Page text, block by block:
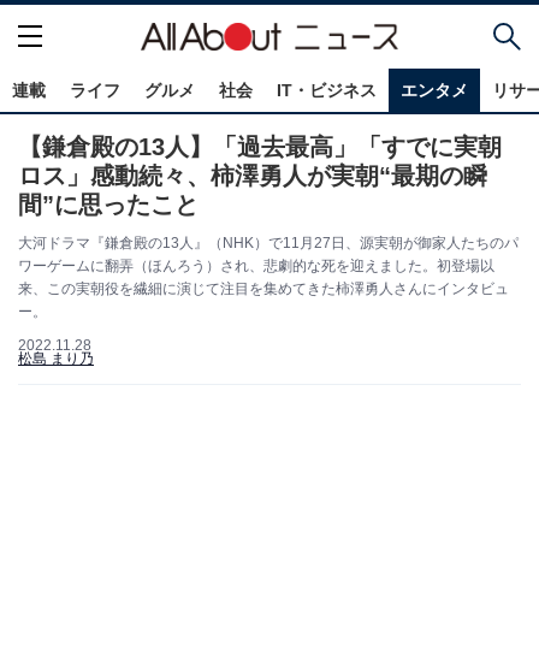
連載 ライフ グルメ 社会 IT・ビジネス エンタメ リサ
【鎌倉殿の13人】「過去最高」「すでに実朝
ロス」感動続々、柿澤勇人が実朝“最期の瞬
間”に思ったこと
大河ドラマ『鎌倉殿の13人』（NHK）で11月27日、源実朝が御家人たちのパ
ワーゲームに翻弄（ほんろう）され、悲劇的な死を迎えました。初登場以
来、この実朝役を繊細に演じて注目を集めてきた柿澤勇人さんにインタビュ
ー。
2022.11.28
松島 まり乃